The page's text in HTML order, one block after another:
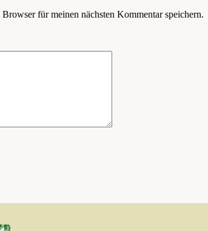
für meinen nächsten Kommentar speichern.